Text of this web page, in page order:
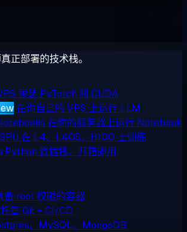
正部署的技术栈。
预装 PyTorch 和 CUDA
在你自己的 VPS 上运行 LLM
在你的服务器上运行 Notebook
在 L4、L40S、H100 上训练
Python 数据栈，开箱即用
备 root 权限的容器
管 Git + CI/CD
、MySQL、MongoDB